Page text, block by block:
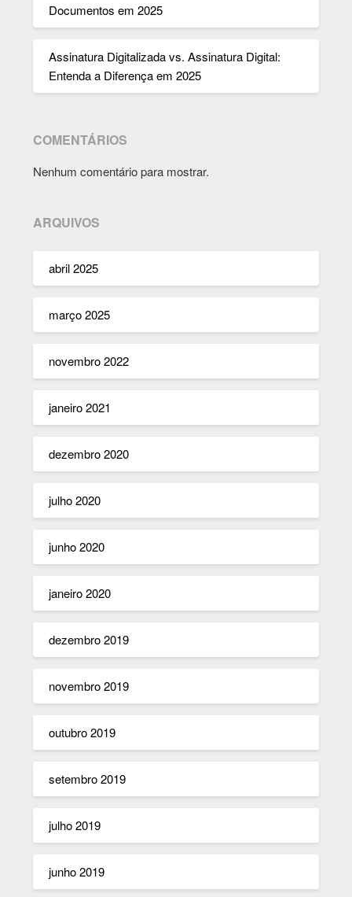
Documentos em 2025
Assinatura Digitalizada vs. Assinatura Digital:
Entenda a Diferença em 2025
COMENTÁRIOS
Nenhum comentário para mostrar.
ARQUIVOS
abril 2025
março 2025
novembro 2022
janeiro 2021
dezembro 2020
julho 2020
junho 2020
janeiro 2020
dezembro 2019
novembro 2019
outubro 2019
setembro 2019
julho 2019
junho 2019